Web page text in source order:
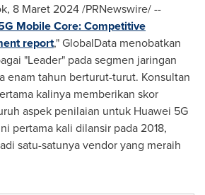
8 Maret 2024 /PRNewswire/ --
Mobile Core: Competitive
report," GlobalData menobatkan
"Leader" pada segmen jaringan
enam tahun berturut-turut. Konsultan
kalinya memberikan skor
aspek penilaian untuk Huawei 5G
pertama kali dilansir pada 2018,
satu-satunya vendor yang meraih